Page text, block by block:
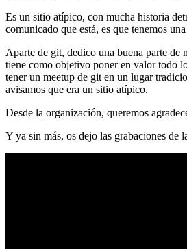
Es un sitio atípico, con mucha historia
comunicado que está, es que tenemos
Aparte de git, dedico una buena parte
tiene como objetivo poner en valor todo
tener un meetup de git en un lugar
avisamos que era un sitio atípico.
Desde la organización, queremos
Y ya sin más, os dejo las grabaciones de